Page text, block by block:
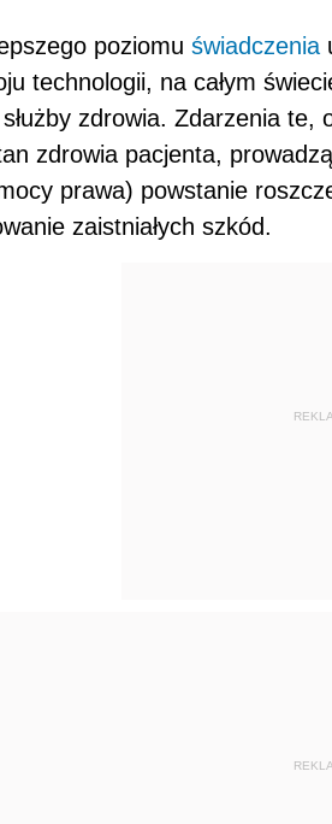
poziomu świadczenia
technologii, na całym
zdrowia. Zdarzenia te,
zdrowia pacjenta,
prawa) powstanie
zaistniałych szkód.